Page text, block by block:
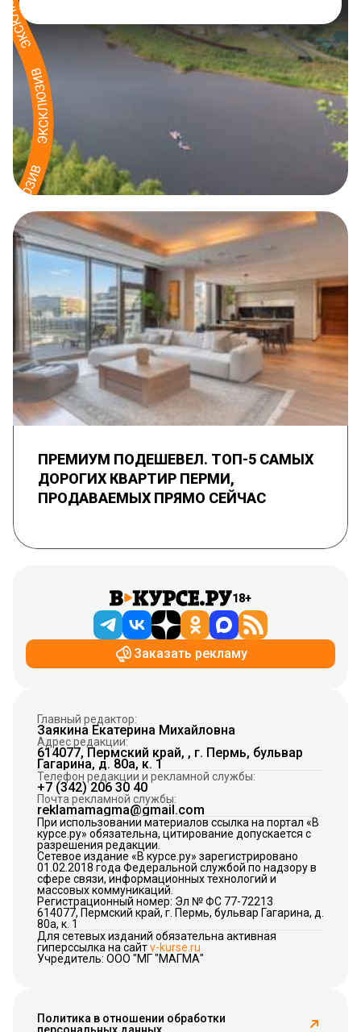
ПРЕМИУМ ПОДЕШЕВЕЛ. ТОП-5 САМЫХ
ДОРОГИХ КВАРТИР ПЕРМИ,
ПРОДАВАЕМЫХ ПРЯМО СЕЙЧАС
18+
Заказать рекламу
Главный редактор:
Заякина Екатерина Михайловна
Адрес редакции:
614077, Пермский край, , г. Пермь, бульвар
Гагарина, д. 80а, к. 1
Телефон редакции и рекламной службы:
+7 (342) 206 30 40
Почта рекламной службы:
reklamamagma@gmail.com
При использовании материалов ссылка на портал «В
курсе.ру» обязательна, цитирование допускается с
разрешения редакции.
Сетевое издание «В курсе.ру» зарегистрировано
01.02.2018 года Федеральной службой по надзору в
сфере связи, информационных технологий и
массовых коммуникаций.
Регистрационный номер: Эл № ФС 77-72213
614077, Пермский край, г. Пермь, бульвар Гагарина, д.
80а, к. 1
Для сетевых изданий обязательна активная
гиперссылка на сайтv-kurse.ru
Учредитель: ООО "МГ "МАГМА"
Политика в отношении обработки